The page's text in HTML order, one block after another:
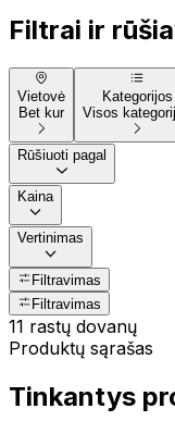
Filtrai ir
Vietovė
Bet kur
Kategorijos
Visos
Rūšiuoti pagal
Kaina
Vertinimas
Filtravimas
Filtravimas
11 rastų dovanų
Produktų sąrašas
Tinkantys